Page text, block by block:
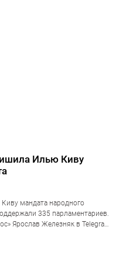
Илью Киву
мандата народного
335 парламентариев.
Ярослав Железняк в Telegram.